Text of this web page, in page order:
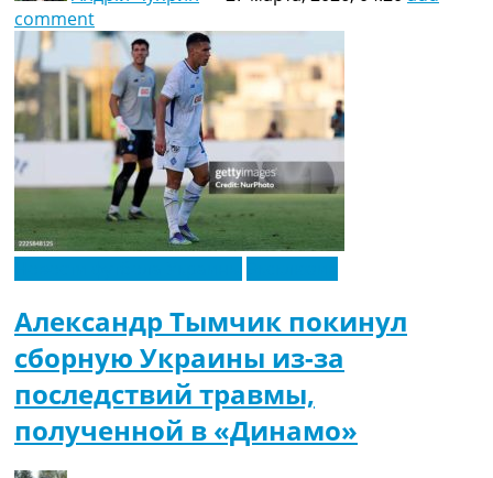
comment
Александр Тымчик покинул
сборную Украины из-за
последствий травмы,
полученной в «Динамо»